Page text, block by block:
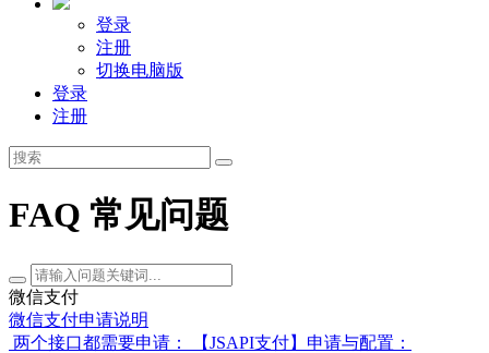
登录
注册
切换电脑版
登录
注册
FAQ 常见问题
微信支付
微信支付申请说明
两个接口都需要申请： 【JSAPI支付】申请与配置：